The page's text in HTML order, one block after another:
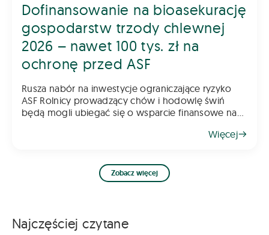
Dofinansowanie na bioasekurację
gospodarstw trzody chlewnej
2026 – nawet 100 tys. zł na
ochronę przed ASF
Rusza nabór na inwestycje ograniczające ryzyko
ASF Rolnicy prowadzący chów i hodowlę świń
będą mogli ubiegać się o wsparcie finansowe na
gospodarstwa. Pomoc ma na celu ograniczenie
Więcej
Zobacz więcej
Najczęściej czytane